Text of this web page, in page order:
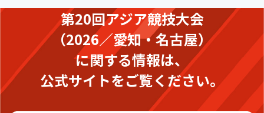
第20回アジア競技大会
（2026／愛知・名古屋）
に関する情報は、
公式サイトをご覧ください。